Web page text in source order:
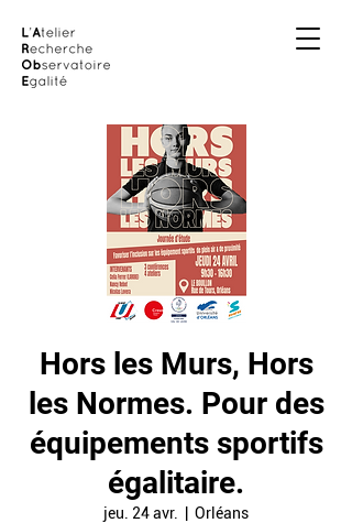
Hors les Murs, Hors
les Normes. Pour des
équipements sportifs
égalitaire.
jeu. 24 avr. Orléans